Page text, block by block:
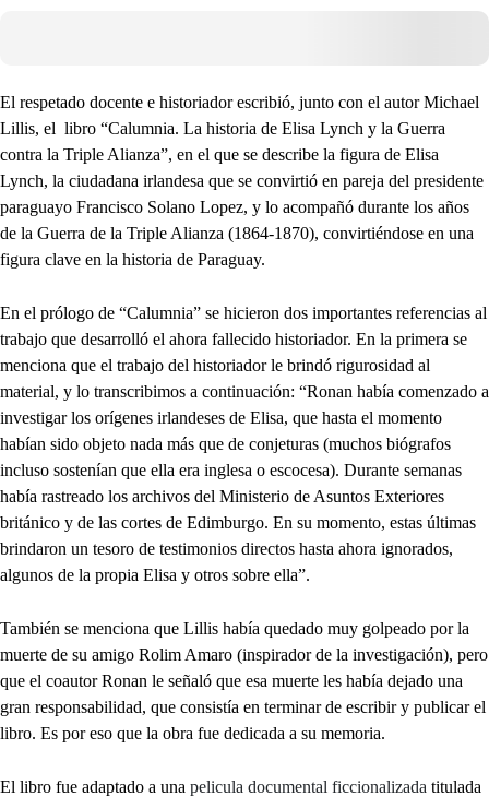
El respetado docente e historiador escribió, junto con el autor Michael
Lillis, el libro “Calumnia. La historia de Elisa Lynch y la Guerra
contra la Triple Alianza”, en el que se describe la figura de Elisa
Lynch, la ciudadana irlandesa que se convirtió en pareja del presidente
paraguayo Francisco Solano Lopez, y lo acompañó durante los años
de la Guerra de la Triple Alianza (1864-1870), convirtiéndose en una
figura clave en la historia de Paraguay.
En el prólogo de “Calumnia” se hicieron dos importantes referencias al
trabajo que desarrolló el ahora fallecido historiador. En la primera se
menciona que el trabajo del historiador le brindó rigurosidad al
material, y lo transcribimos a continuación: “Ronan había comenzado a
investigar los orígenes irlandeses de Elisa, que hasta el momento
habían sido objeto nada más que de conjeturas (muchos biógrafos
incluso sostenían que ella era inglesa o escocesa). Durante semanas
había rastreado los archivos del Ministerio de Asuntos Exteriores
británico y de las cortes de Edimburgo. En su momento, estas últimas
brindaron un tesoro de testimonios directos hasta ahora ignorados,
algunos de la propia Elisa y otros sobre ella”.
También se menciona que Lillis había quedado muy golpeado por la
muerte de su amigo Rolim Amaro (inspirador de la investigación), pero
que el coautor Ronan le señaló que esa muerte les había dejado una
gran responsabilidad, que consistía en terminar de escribir y publicar el
libro. Es por eso que la obra fue dedicada a su memoria.
El libro fue adaptado a una pelicula documental ficcionalizada titulada